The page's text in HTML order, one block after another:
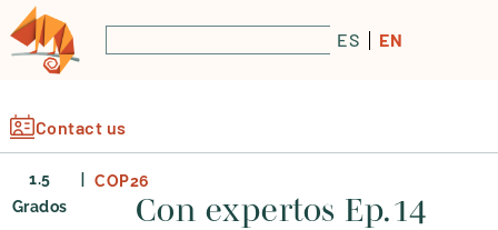
ES EN
Contact us
1.5
Grados
| COP26
Con expertos Ep.14